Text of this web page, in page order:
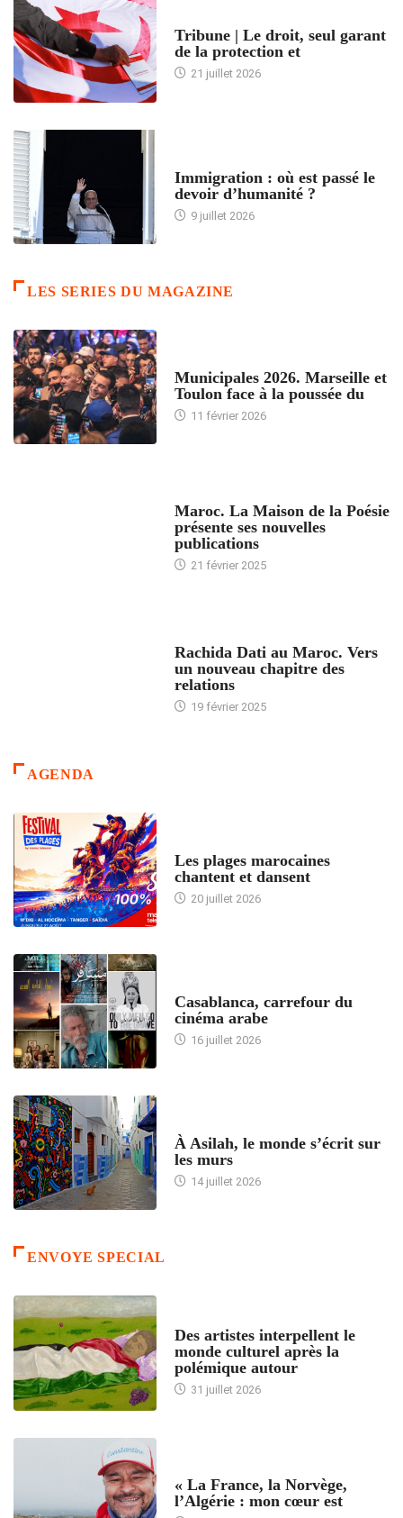
Tribune | Le droit, seul garant
de la protection et
21 juillet 2026
Immigration : où est passé le
devoir d’humanité ?
9 juillet 2026
LES SERIES DU MAGAZINE
Municipales 2026. Marseille et
Toulon face à la poussée du
11 février 2026
Maroc. La Maison de la Poésie
présente ses nouvelles
publications
21 février 2025
Rachida Dati au Maroc. Vers
un nouveau chapitre des
relations
19 février 2025
AGENDA
Les plages marocaines
chantent et dansent
20 juillet 2026
Casablanca, carrefour du
cinéma arabe
16 juillet 2026
À Asilah, le monde s’écrit sur
les murs
14 juillet 2026
ENVOYE SPECIAL
Des artistes interpellent le
monde culturel après la
polémique autour
31 juillet 2026
« La France, la Norvège,
l’Algérie : mon cœur est